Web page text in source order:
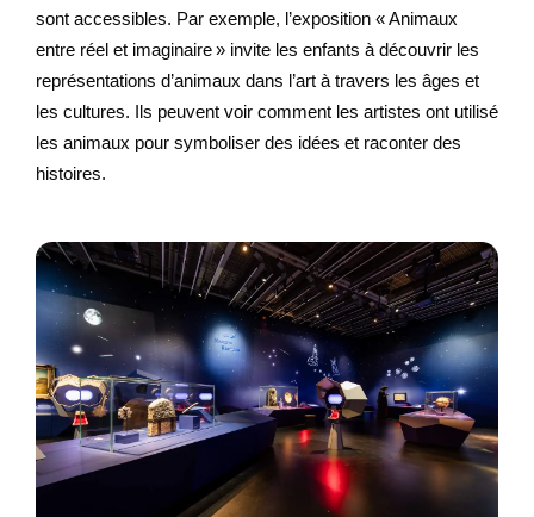
sont accessibles. Par exemple, l’exposition « Animaux
entre réel et imaginaire » invite les enfants à découvrir les
représentations d’animaux dans l’art à travers les âges et
les cultures. Ils peuvent voir comment les artistes ont utilisé
les animaux pour symboliser des idées et raconter des
histoires.